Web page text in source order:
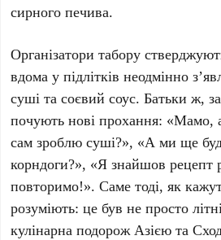
сирного печива.
Організатори табору
вдома у підлітків неодмінно
суші та соєвий соус. Батьки ж,
почують нові прохання: «Мамо,
сам зроблю суші?», «А ми ще
корндоги?», «Я знайшов рецепт
повторимо!». Саме тоді, як
розуміють: це був не просто
кулінарна подорож Азією та